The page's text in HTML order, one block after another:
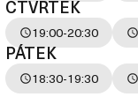
ČTVRTEK
19:00-20:30
PÁTEK
18:30-19:30